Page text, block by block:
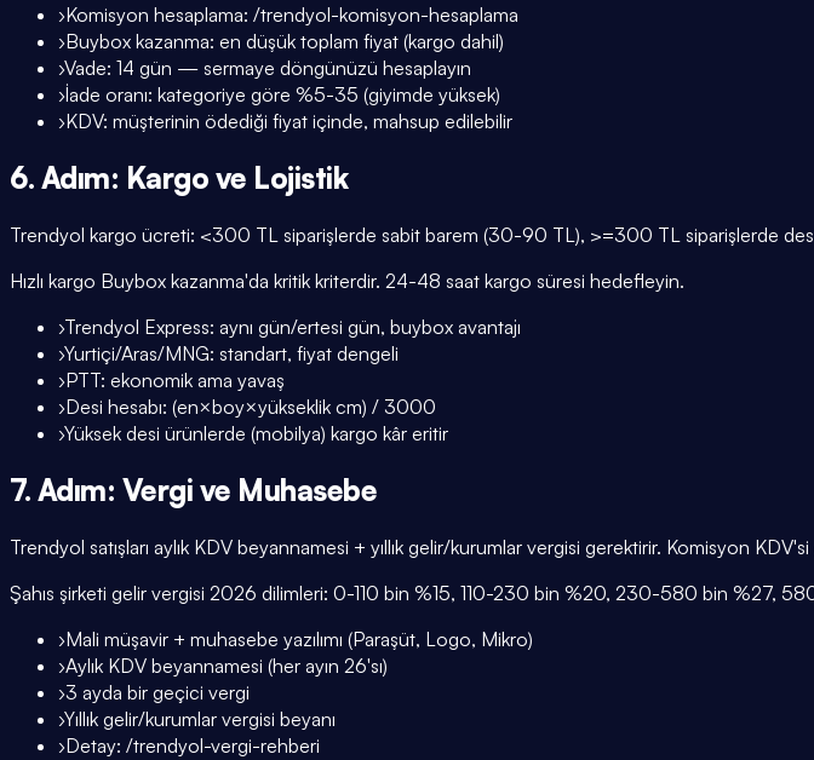
›Komisyon hesaplama: /trendyol-komisyon-hesaplama
›Buybox kazanma: en düşük toplam fiyat (kargo dahil)
›Vade: 14 gün — sermaye döngünüzü hesaplayın
›İade oranı: kategoriye göre %5-35 (giyimde yüksek)
›KDV: müşterinin ödediği fiyat içinde, mahsup edilebilir
6. Adım: Kargo ve Lojistik
Trendyol kargo ücreti: <300 TL siparişlerde sabit barem (30-90 TL), >=300 TL siparişlerde
Hızlı kargo Buybox kazanma'da kritik kriterdir. 24-48 saat kargo süresi hedefleyin.
›Trendyol Express: aynı gün/ertesi gün, buybox avantajı
›Yurtiçi/Aras/MNG: standart, fiyat dengeli
›PTT: ekonomik ama yavaş
›Desi hesabı: (en×boy×yükseklik cm) / 3000
›Yüksek desi ürünlerde (mobilya) kargo kâr eritir
7. Adım: Vergi ve Muhasebe
Trendyol satışları aylık KDV beyannamesi + yıllık gelir/kurumlar vergisi gerektirir. Komisyon
Şahıs şirketi gelir vergisi 2026 dilimleri: 0-110 bin %15, 110-230 bin %20, 230-580 bin %27,
›Mali müşavir + muhasebe yazılımı (Paraşüt, Logo, Mikro)
›Aylık KDV beyannamesi (her ayın 26'sı)
›3 ayda bir geçici vergi
›Yıllık gelir/kurumlar vergisi beyanı
›Detay: /trendyol-vergi-rehberi